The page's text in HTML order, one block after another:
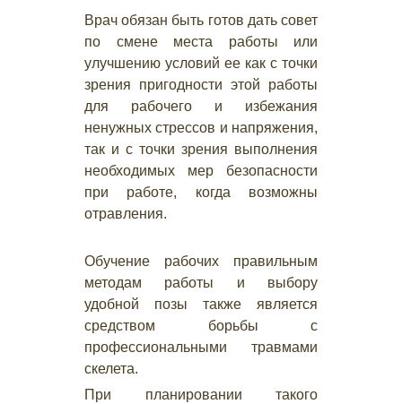
Врач обязан быть готов дать совет
по смене места работы или
улучшению условий ее как с точки
зрения пригодности этой работы
для рабочего и избежания
ненужных стрессов и напряжения,
так и с точки зрения выполнения
необходимых мер безопасности
при работе, когда возможны
отравления.
Обучение рабочих правильным
методам работы и выбору
удобной позы также является
средством борьбы с
профессиональными травмами
скелета.
При планировании такого